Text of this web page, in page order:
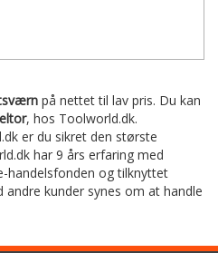
på nettet til lav pris. Du kan
, hos Toolworld.dk.
er du sikret den største
har 9 års erfaring med
handelsfonden og tilknyttet
kunder synes om at handle